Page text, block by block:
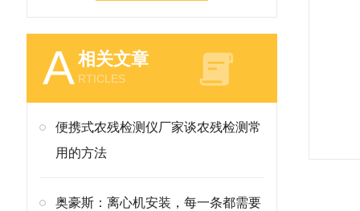
A相关文章
RTICLES
便携式农残检测仪厂家谈农残检测常
用的方法
奥豪斯：离心机安装，每一条都需要